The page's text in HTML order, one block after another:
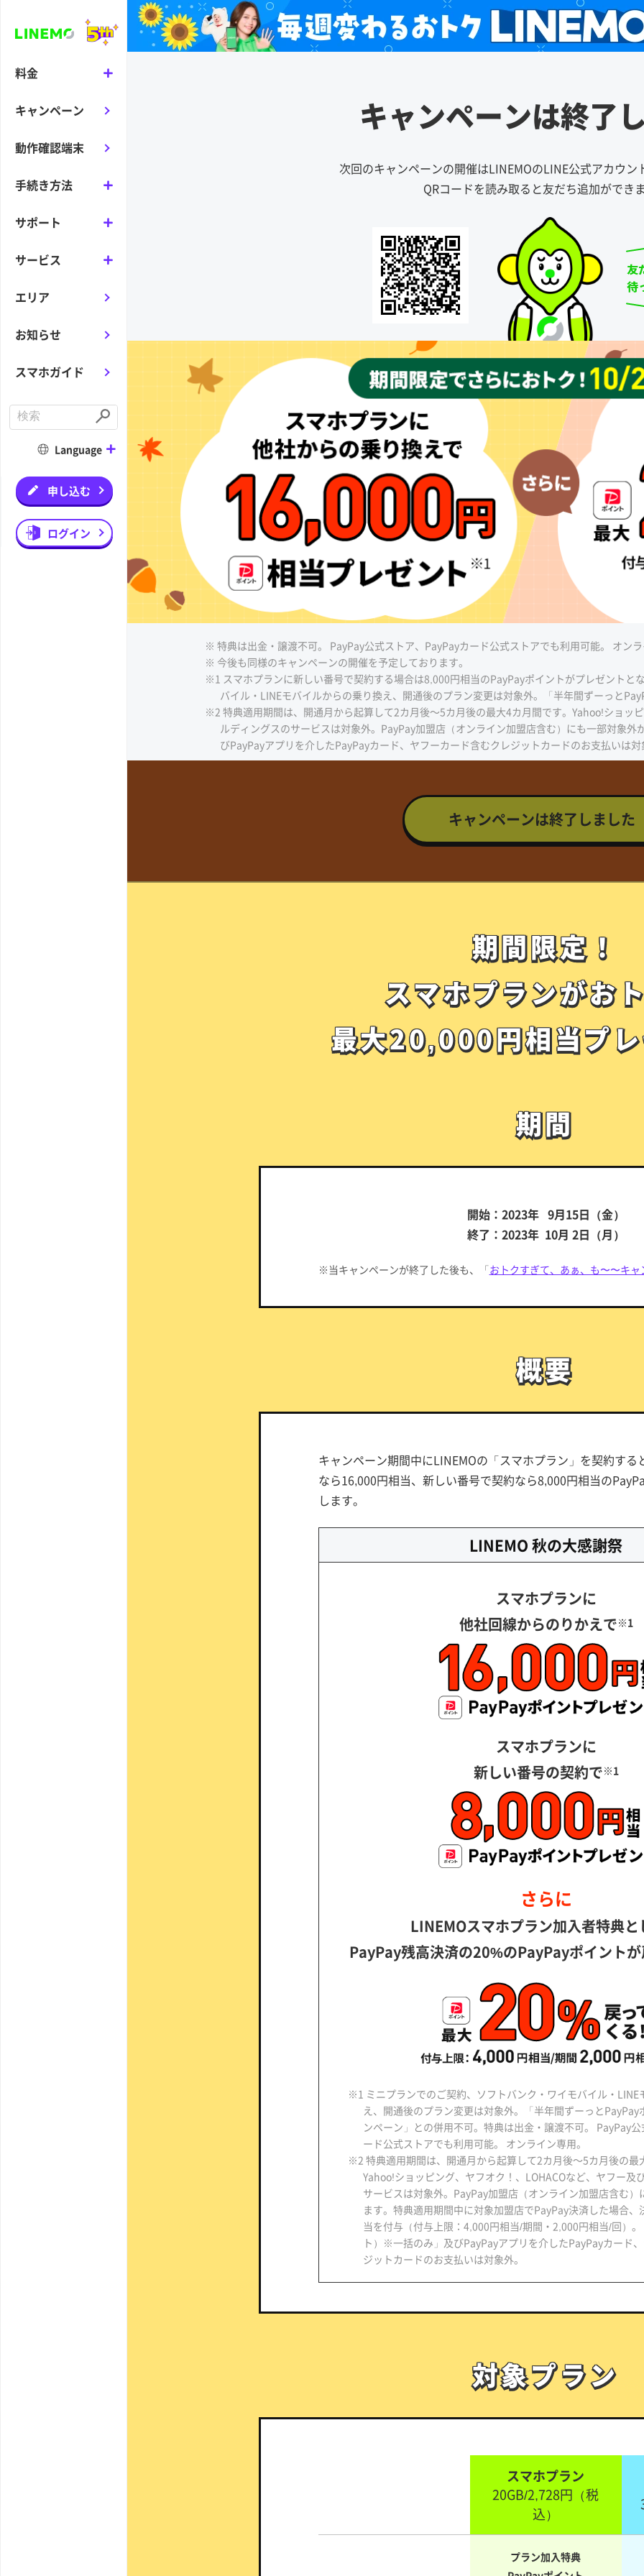
料金
キャンペーン
動作確認端末
手続き方法
サポート
サービス
エリア
お知らせ
スマホガイド
n
S
u
m
t
Language
申し込む
ログイン
キャンペーンは終了
次回のキャンペーンの開催はLINEMOのLINE公式アカウン
QRコードを読み取ると友だち追加ができ
※ 特典は出金・譲渡不可。 PayPay公式ストア、PayPayカード公式ストアでも利用可能。 オン
※ 今後も同様のキャンペーンの開催を予定しております。
※1 スマホプランに新しい番号で契約する場合は8,000円相当のPayPayポイントがプレゼントと
バイル・LINEモバイルからの乗り換え、開通後のプラン変更は対象外。「半年間ずーっと
※2 特典適用期間は、開通月から起算して2カ月後～5カ月後の最大4カ月間です。Yahoo!ショッ
ルディングスのサービスは対象外。PayPay加盟店（オンライン加盟店含む）にも一部対象
びPayPayアプリを介したPayPayカード、ヤフーカード含むクレジットカードのお支払いは対
キャンペーンは終了しました
期間限定！
期間限定！
スマホプランがお
スマホプランがお
最大20,000円相当プ
最大20,000円相当プ
期間
期間
開始：2023年 9月15日（金）
終了：2023年 10月 2日（月）
※当キャンペーンが終了した後も、「おトクすぎて、あぁ、も〜〜キャ
概要
概要
キャンペーン期間中にLINEMOの「スマホプラン」を契約する
なら16,000円相当、新しい番号で契約なら8,000円相当の
します。
LINEMO 秋の大感謝祭
スマホプランに
他社回線からのりかえで※1
スマホプランに
新しい番号の契約で※1
さらに
LINEMOスマホプラン加入者特典と
PayPay残高決済の20%のPayPayポイントが
※1 ミニプランでのご契約、ソフトバンク・ワイモバイル・LINE
え、開通後のプラン変更は対象外。「半年間ずーっとPayPay
ンペーン」との併用不可。特典は出金・譲渡不可。 PayPay
ード公式ストアでも利用可能。 オンライン専用。
※2 特典適用期間は、開通月から起算して2カ月後～5カ月後の最
Yahoo!ショッピング、ヤフオク！、LOHACOなど、ヤフー及
サービスは対象外。PayPay加盟店（オンライン加盟店含む）
ます。特典適用期間中に対象加盟店でPayPay決済した場合
当を付与（付与上限：4,000円相当/期間・2,000円相当/回）
ト）※一括のみ」及びPayPayアプリを介したPayPayカード
ジットカードのお支払いは対象外。
対象プラン
対象プラン
スマホプラン
20GB/2,728円 （税
込）
プラン加入特典